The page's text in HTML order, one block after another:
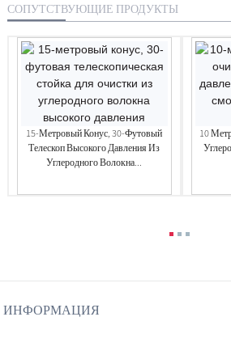
СОПУТСТВУЮЩИЕ ПРОДУКТЫ
15-Метровый Конус, 30-Футовый
Телескоп Высокого Давления Из
Углеродного Волокна...
10
ИНФОРМАЦИЯ